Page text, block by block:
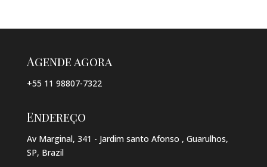
Agende agora
+55 11 98807-7322
Endereço
Av Marginal, 341 - Jardim santo Afonso , Guarulhos,
SP, Brazil